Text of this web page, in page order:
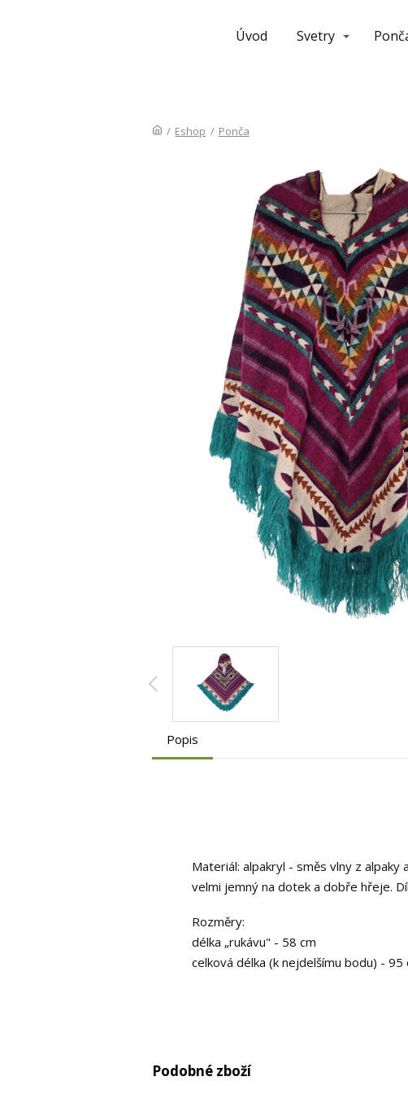
Úvod Svetry
/ Eshop / Ponča
Popis
Materiál: alpakryl - směs vlny z alpaky
velmi jemný na dotek a dobře hřeje.
Rozměry:
délka „rukávu" - 58 cm
celková délka (k nejdelšímu bodu) - 95
Podobné zboží